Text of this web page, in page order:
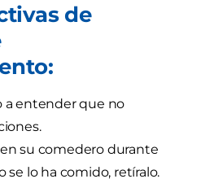
de
a entender que no
su comedero durante
se lo ha comido, retíralo.